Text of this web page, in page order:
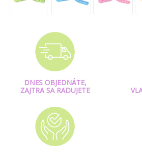
DNES OBJEDNÁTE,
ZAJTRA SA RADUJETE